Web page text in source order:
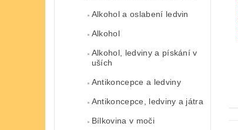
Alkohol a oslabení ledvin
Alkohol
Alkohol, ledviny a pískání v
uších
Antikoncepce a ledviny
Antikoncepce, ledviny a játra
Bílkovina v moči